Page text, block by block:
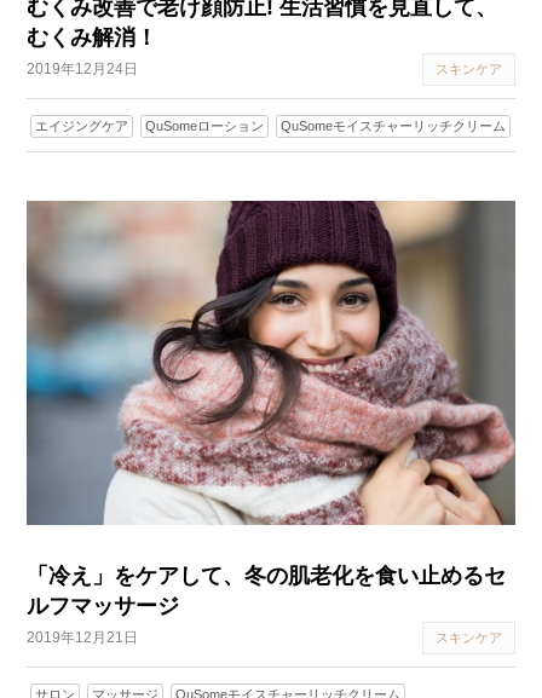
むくみ改善で老け顔防止! 生活習慣を見直して、
むくみ解消！
2019年12月24日 スキンケア
エイジングケア QuSomeローション QuSomeモイスチャーリッチクリーム
「冷え」をケアして、冬の肌老化を食い止めるセ
ルフマッサージ
2019年12月21日 スキンケア
サロン マッサージ QuSomeモイスチャーリッチクリーム